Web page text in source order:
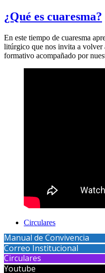
¿Qué es cuaresma?
En este tiempo de cuaresma
litúrgico que nos invita a volver
formativo acompañado por
Circulares
Manual de Convivencia
Correo Institucional
Circulares
Youtube